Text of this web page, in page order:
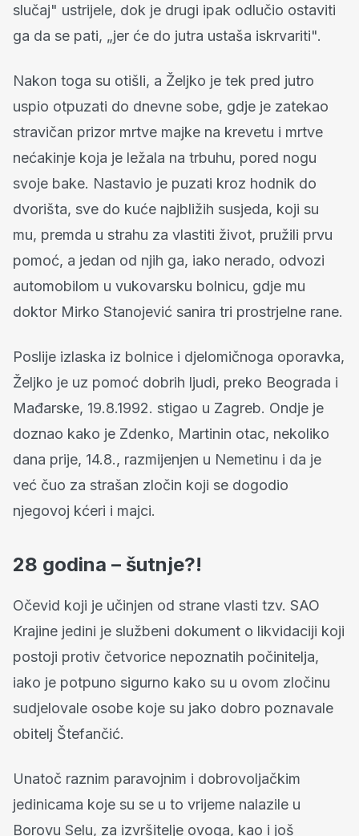
slučaj" ustrijele, dok je drugi ipak odlučio ostaviti
ga da se pati, „jer će do jutra ustaša iskrvariti".
Nakon toga su otišli, a Željko je tek pred jutro
uspio otpuzati do dnevne sobe, gdje je zatekao
stravičan prizor mrtve majke na krevetu i mrtve
nećakinje koja je ležala na trbuhu, pored nogu
svoje bake. Nastavio je puzati kroz hodnik do
dvorišta, sve do kuće najbližih susjeda, koji su
mu, premda u strahu za vlastiti život, pružili prvu
pomoć, a jedan od njih ga, iako nerado, odvozi
automobilom u vukovarsku bolnicu, gdje mu
doktor Mirko Stanojević sanira tri prostrjelne rane.
Poslije izlaska iz bolnice i djelomičnoga oporavka,
Željko je uz pomoć dobrih ljudi, preko Beograda i
Mađarske, 19.8.1992. stigao u Zagreb. Ondje je
doznao kako je Zdenko, Martinin otac, nekoliko
dana prije, 14.8., razmijenjen u Nemetinu i da je
već čuo za strašan zločin koji se dogodio
njegovoj kćeri i majci.
28 godina – šutnje?!
Očevid koji je učinjen od strane vlasti tzv. SAO
Krajine jedini je službeni dokument o likvidaciji koji
postoji protiv četvorice nepoznatih počinitelja,
iako je potpuno sigurno kako su u ovom zločinu
sudjelovale osobe koje su jako dobro poznavale
obitelj Štefančić.
Unatoč raznim paravojnim i dobrovoljačkim
jedinicama koje su se u to vrijeme nalazile u
Borovu Selu, za izvršitelje ovoga, kao i još